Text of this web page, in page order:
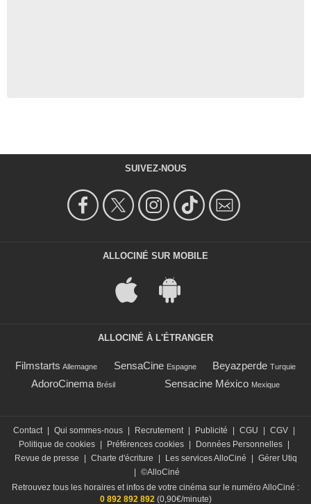
SUIVEZ-NOUS
ALLOCINÉ SUR MOBILE
ALLOCINÉ À L'ÉTRANGER
Filmstarts Allemagne SensaCine Espagne Beyazperde Turquie
AdoroCinema Brésil Sensacine México Mexique
Contact Qui sommes-nous Recrutement Publicité CGU CGV
Politique de cookies
Préférences cookies Données Personnelles
Revue de presse
Charte d'écriture Les services AlloCiné
Gérer Utiq
©AlloCiné
Retrouvez tous les horaires et infos de votre cinéma sur le numéro AlloCiné :
0 892 892 892(0,90€/minute)